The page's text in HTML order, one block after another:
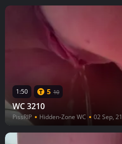
1:50 5 10
WC 3210
PissRIP Hidden-Zone WC 02 Sep, 21